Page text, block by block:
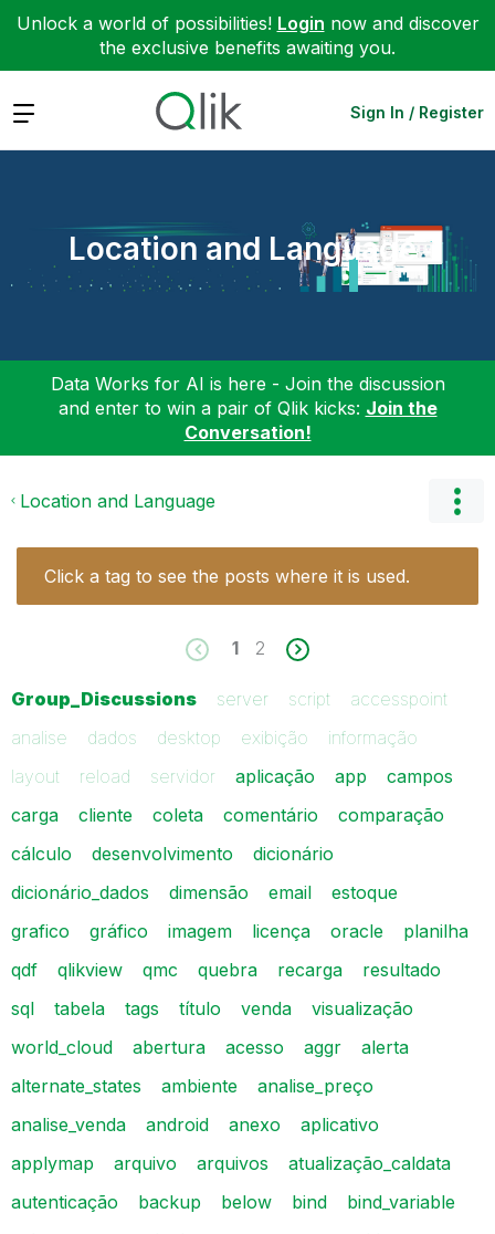
Unlock a world of possibilities! Login now and discover
the exclusive benefits awaiting you.
Expand Sign In / Register
Location and Language
Data Works for AI is here - Join the discussion
and enter to win a pair of Qlik kicks: Join the
Conversation!
Location and Language
Click a tag to see the posts where it is used.
1 2
Group_Discussions server script
accesspoint
analise
dados desktop exibição
informação
layout
reload servidor aplicação app
campos
carga
cliente coleta comentário
comparação
cálculo
desenvolvimento
dicionário
dicionário_dados
dimensão email
estoque
grafico
gráfico imagem licença oracle
planilha
qdf
qlikview qmc quebra recarga
resultado
sql
tabela tags título venda
visualização
world_cloud
abertura acesso aggr
alerta
alternate_states
ambiente
analise_preço
analise_venda
android anexo
aplicativo
applymap
arquivo arquivos
atualização_caldata
autenticação
backup below bind
bind_variable